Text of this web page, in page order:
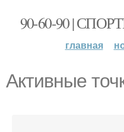
90-60-90 |
главная
Активные